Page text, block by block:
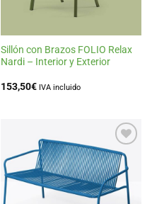
Sillón con Brazos FOLIO Relax
Nardi – Interior y Exterior
153,50€ IVA incluido
Añadir
a la
lista
de
deseos